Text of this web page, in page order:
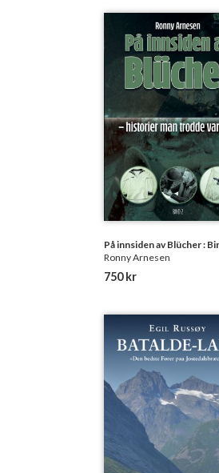
På innsiden av Blücher :
Ronny Arnesen
750 kr